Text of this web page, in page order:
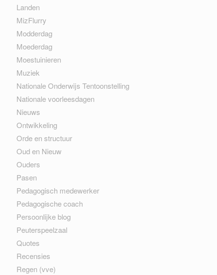
Landen
MizFlurry
Modderdag
Moederdag
Moestuinieren
Muziek
Nationale Onderwijs Tentoonstelling
Nationale voorleesdagen
Nieuws
Ontwikkeling
Orde en structuur
Oud en Nieuw
Ouders
Pasen
Pedagogisch medewerker
Pedagogische coach
Persoonlijke blog
Peuterspeelzaal
Quotes
Recensies
Regen (vve)